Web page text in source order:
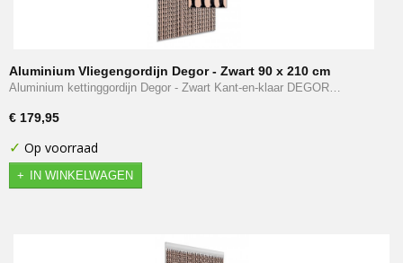
Aluminium Vliegengordijn Degor - Zwart 90 x 210 cm
Aluminium kettinggordijn Degor - Zwart Kant-en-klaar DEGOR…
€ 179,95
✓ Op voorraad
IN WINKELWAGEN